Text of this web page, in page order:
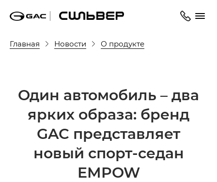
Главная Новости О продукте
Один автомобиль – два
ярких образа: бренд
GAC представляет
новый спорт-седан
EMPOW